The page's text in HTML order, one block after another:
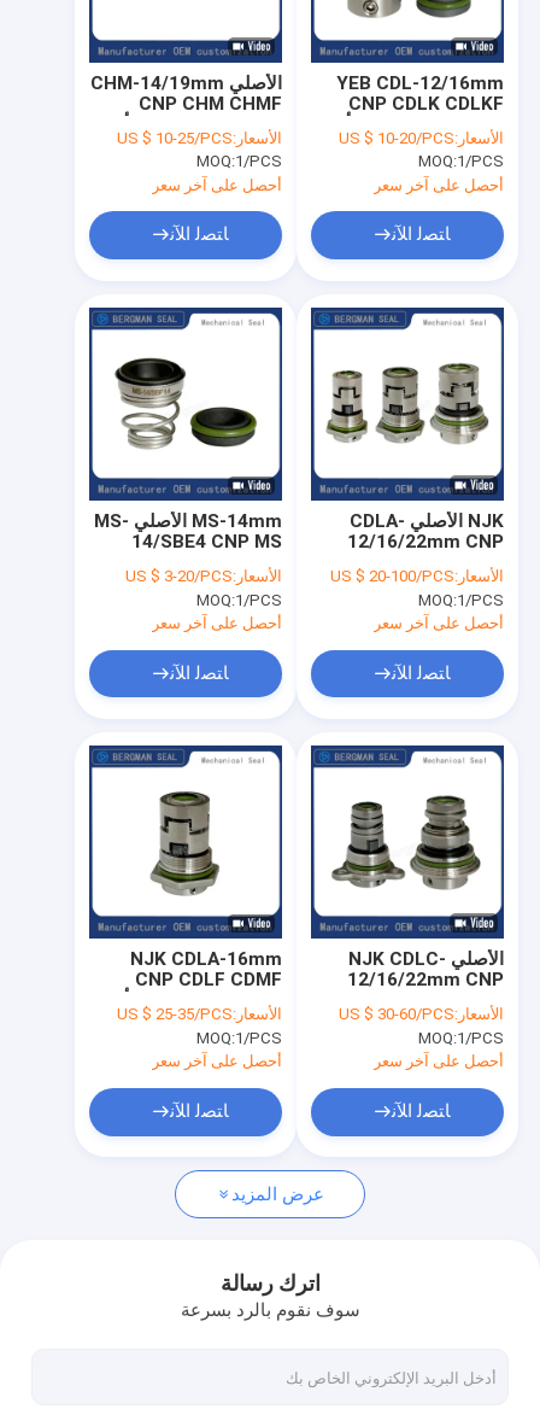
عرض الواقع الافتراضي
حول بنا
جولة في المعمل
اتصل بنا
طلب اقتباس
مضخة ختم الميكانيكية
حلقة الختم الميكانيكية لمضخة لوارا
الأختام الميكانيكية Flygt
الأصلي CHM-14/19mm
CNP CHM CHMF
الفولاذ المقاوم للصدأ
المفقود مضخة الختم
الميكانيكي
الأسعار:US $ 10-25/PCS
MOQ:1/PCS
أحصل على آخر سعر
ﺎﺘﺼﻟ ﺍﻶﻧ
YEB CDL-12/16mm
CNP CDLK CDLKF
الفولاذ المقاوم للصدأ
مضخة رأسية متعددة
المراحل الختم الميكانيكي
الأسعار:US $ 10-20/PCS
MOQ:1/PCS
أحصل على آخر سعر
ﺎﺘﺼﻟ ﺍﻶﻧ
MS-14mm الأصلي MS-
14/SBE4 CNP MS
مضخة مركزية واحدة
مضخة مؤشر ميكانيكي
الأسعار:US $ 3-20/PCS
MOQ:1/PCS
أحصل على آخر سعر
ﺎﺘﺼﻟ ﺍﻶﻧ
NJK الأصلي CDLA-
12/16/22mm CNP
متعددة المراحل الرأسية
من الفولاذ المقاوم للصدأ
الختم الميكانيكي
الأسعار:US $ 20-100/PCS
MOQ:1/PCS
أحصل على آخر سعر
ﺎﺘﺼﻟ ﺍﻶﻧ
NJK CDLA-16mm
CNP CDLF CDMF
الفولاذ المقاوم للصدأ
مضخة عمودية متعددة
المراحل الختم الميكانيكي
الأسعار:US $ 25-35/PCS
MOQ:1/PCS
أحصل على آخر سعر
ﺎﺘﺼﻟ ﺍﻶﻧ
الأصلي NJK CDLC-
12/16/22mm CNP
CDLF CDLS CDMF
الفولاذ المقاوم للصدأ
عمودي مضخة متعددة
المراحل الختم الميكانيكي
الأسعار:US $ 30-60/PCS
MOQ:1/PCS
أحصل على آخر سعر
ﺎﺘﺼﻟ ﺍﻶﻧ
عرض المزيد
اترك رسالة
سوف نقوم بالرد بسرعة